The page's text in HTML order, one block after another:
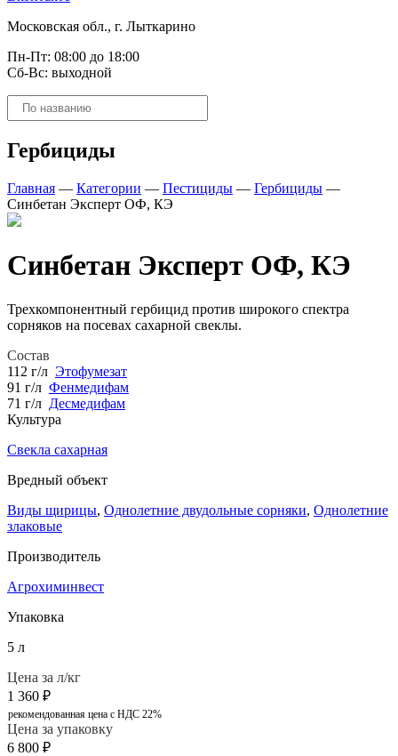
Московская обл., г. Лыткарино
Пн-Пт: 08:00 до 18:00
Сб-Вс: выходной
Поиск
товаров
Гербициды
Главная — Категории — Пестициды — Гербициды —
Синбетан Эксперт ОФ, КЭ
Синбетан Эксперт ОФ, КЭ
Трехкомпонентный гербицид против широкого спектра
сорняков на посевах сахарной свеклы.
Состав
112 г/л Этофумезат
91 г/л Фенмедифам
71 г/л Десмедифам
Культура
Свекла сахарная
Вредный объект
Виды щирицы, Однолетние двудольные сорняки, Однолетние
злаковые
Производитель
Агрохиминвест
Упаковка
5 л
Цена за л/кг
1 360 ₽
рекомендованная цена с НДС 22%
Цена за упаковку
6 800 ₽